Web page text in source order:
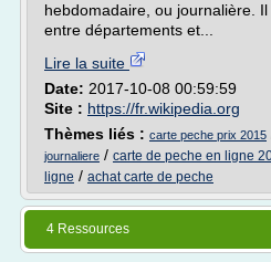
hebdomadaire, ou journalière.
entre départements et...
Lire la suite
Date: 2017-10-08 00:59:59
Site : https://fr.wikipedia.org
Thèmes liés : carte peche prix 2015
journaliere / carte de peche en ligne
ligne / achat carte de peche
4 Ressources